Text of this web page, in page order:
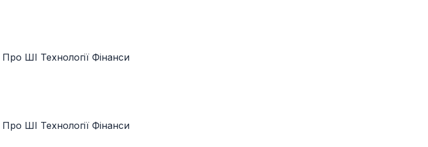
Про ШІ Технології Фінанси
Про ШІ Технології Фінанси